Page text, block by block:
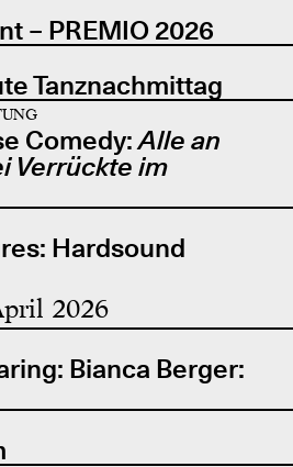
– PREMIO 2026
Tanznachmittag
Comedy:Alle an
Verrückte im
Hardsound
2026
Bianca Berger: